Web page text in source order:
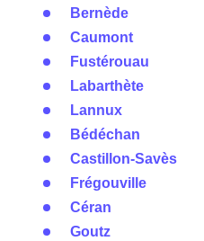
Bernède
Caumont
Fustérouau
Labarthète
Lannux
Bédéchan
Castillon-Savès
Frégouville
Céran
Goutz